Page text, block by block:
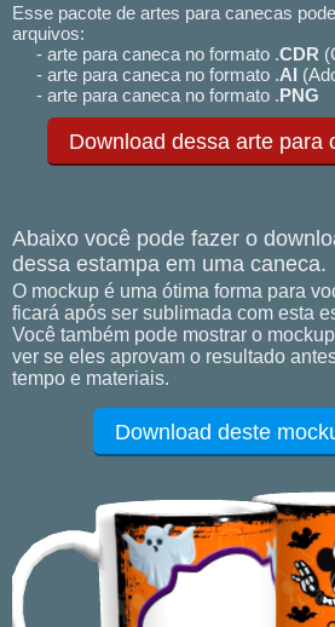
Esse pacote de artes para canecas
arquivos:
- arte para caneca no formato .CDR
- arte para caneca no formato .AI
- arte para caneca no formato .PNG
Download dessa arte para
Abaixo você pode fazer o
dessa estampa em uma caneca.
O mockup é uma ótima forma para
ficará após ser sublimada com esta
Você também pode mostrar o
ver se eles aprovam o resultado
tempo e materiais.
Download deste